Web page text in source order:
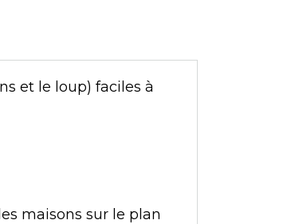
et le loup) faciles à
maisons sur le plan